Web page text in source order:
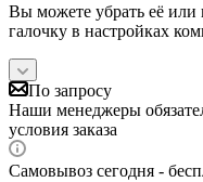
Вы можете убрать её или
галочку в настройках
По запросу
Наши менеджеры
условия заказа
Самовывоз сегодня -